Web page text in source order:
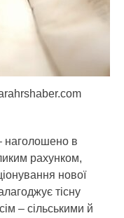
наголошено в
рахунком,
нової
тісну
– сільськими й